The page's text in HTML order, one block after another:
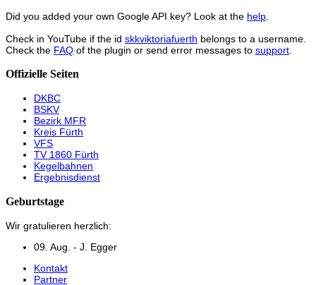
Did you added your own Google API key? Look at the help
Check in YouTube if the id skkviktoriafuerth belongs to a username.
Check the FAQ of the plugin or send error messages to support
Offizielle Seiten
DKBC
BSKV
Bezirk MFR
Kreis Fürth
VFS
TV 1860 Fürth
Kegelbahnen
Ergebnisdienst
Geburtstage
Wir gratulieren herzlich:
09. Aug. - J. Egger
Kontakt
Partner